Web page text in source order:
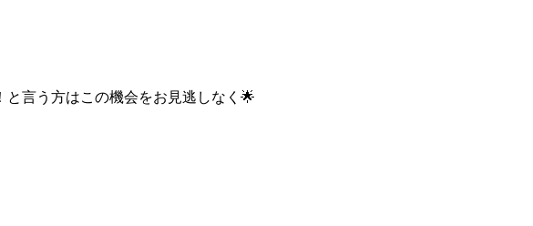
言う方はこの機会をお見逃しなく🌟